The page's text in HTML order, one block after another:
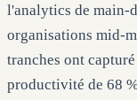
l'analytics de main-
organisations mid-
tranches ont
productivité de 68